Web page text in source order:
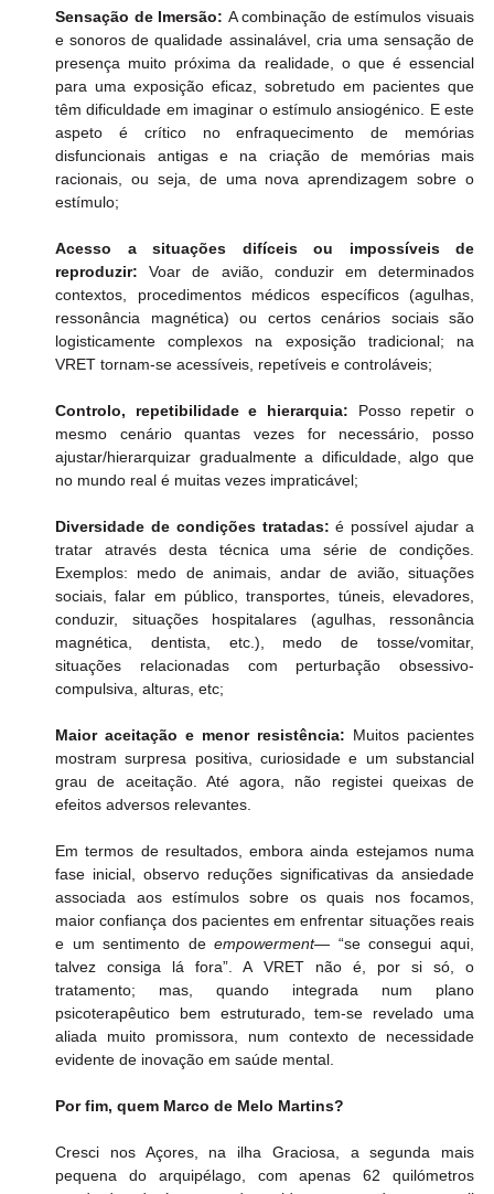
Sensação de Imersão: A combinação de estímulos visuais
e sonoros de qualidade assinalável, cria uma sensação de
presença muito próxima da realidade, o que é essencial
para uma exposição eficaz, sobretudo em pacientes que
têm dificuldade em imaginar o estímulo ansiogénico. E este
aspeto é crítico no enfraquecimento de memórias
disfuncionais antigas e na criação de memórias mais
racionais, ou seja, de uma nova aprendizagem sobre o
estímulo;
Acesso a situações difíceis ou impossíveis de
reproduzir: Voar de avião, conduzir em determinados
contextos, procedimentos médicos específicos (agulhas,
ressonância magnética) ou certos cenários sociais são
logisticamente complexos na exposição tradicional; na
VRET tornam-se acessíveis, repetíveis e controláveis;
Controlo, repetibilidade e hierarquia: Posso repetir o
mesmo cenário quantas vezes for necessário, posso
ajustar/hierarquizar gradualmente a dificuldade, algo que
no mundo real é muitas vezes impraticável;
Diversidade de condições tratadas: é possível ajudar a
tratar através desta técnica uma série de condições.
Exemplos: medo de animais, andar de avião, situações
sociais, falar em público, transportes, túneis, elevadores,
conduzir, situações hospitalares (agulhas, ressonância
magnética, dentista, etc.), medo de tosse/vomitar,
situações relacionadas com perturbação obsessivo-
compulsiva, alturas, etc;
Maior aceitação e menor resistência: Muitos pacientes
mostram surpresa positiva, curiosidade e um substancial
grau de aceitação. Até agora, não registei queixas de
efeitos adversos relevantes.
Em termos de resultados, embora ainda estejamos numa
fase inicial, observo reduções significativas da ansiedade
associada aos estímulos sobre os quais nos focamos,
maior confiança dos pacientes em enfrentar situações reais
e um sentimento de empowerment— “se consegui aqui,
talvez consiga lá fora”. A VRET não é, por si só, o
tratamento; mas, quando integrada num plano
psicoterapêutico bem estruturado, tem-se revelado uma
aliada muito promissora, num contexto de necessidade
evidente de inovação em saúde mental.
Por fim, quem Marco de Melo Martins?
Cresci nos Açores, na ilha Graciosa, a segunda mais
pequena do arquipélago, com apenas 62 quilómetros